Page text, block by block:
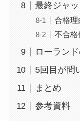
最終ジャ
合格理
不合格
ローラン
5回目が問
まとめ
参考資料